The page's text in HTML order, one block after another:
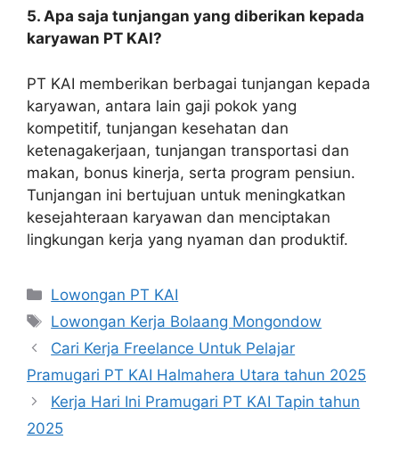
5. Apa saja tunjangan yang diberikan kepada
karyawan PT KAI?
PT KAI memberikan berbagai tunjangan kepada
karyawan, antara lain gaji pokok yang
kompetitif, tunjangan kesehatan dan
ketenagakerjaan, tunjangan transportasi dan
makan, bonus kinerja, serta program pensiun.
Tunjangan ini bertujuan untuk meningkatkan
kesejahteraan karyawan dan menciptakan
lingkungan kerja yang nyaman dan produktif.
Categories
Lowongan PT KAI
Tags
Lowongan Kerja Bolaang Mongondow
Cari Kerja Freelance Untuk Pelajar
Pramugari PT KAI Halmahera Utara tahun 2025
Kerja Hari Ini Pramugari PT KAI Tapin tahun
2025